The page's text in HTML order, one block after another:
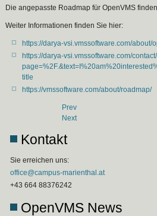
Die angepasste Roadmap für OpenVMS
Weiter Informationen finden Sie hier:
https://darya-vsi.vmssoftware.com/about/
https://darya-vsi.vmssoftware.com/
title
https://vmssoftware.com/about/roadmap/
Prev
Next
Kontakt
Sie erreichen uns:
office@campus-marienthal.at
+43 664 88376242
OpenVMS News